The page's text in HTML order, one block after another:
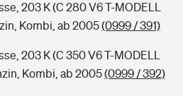
203 K (C 280 V6 T-MODELL
Kombi, ab 2005(0999 / 391)
203 K (C 350 V6 T-MODELL
Kombi, ab 2005(0999 / 392)